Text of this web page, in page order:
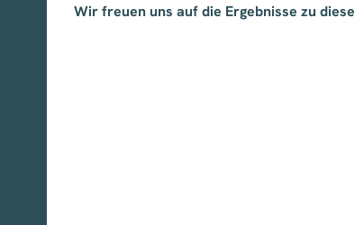
Wir freuen uns auf die Ergebnisse zu